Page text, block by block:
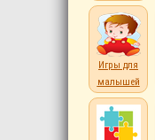
лет
Игры для
малышей